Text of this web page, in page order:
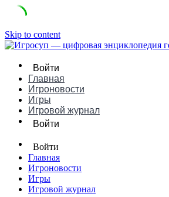
Skip to content
Войти
Главная
Игроновости
Игры
Игровой журнал
Войти
Войти
Главная
Игроновости
Игры
Игровой журнал